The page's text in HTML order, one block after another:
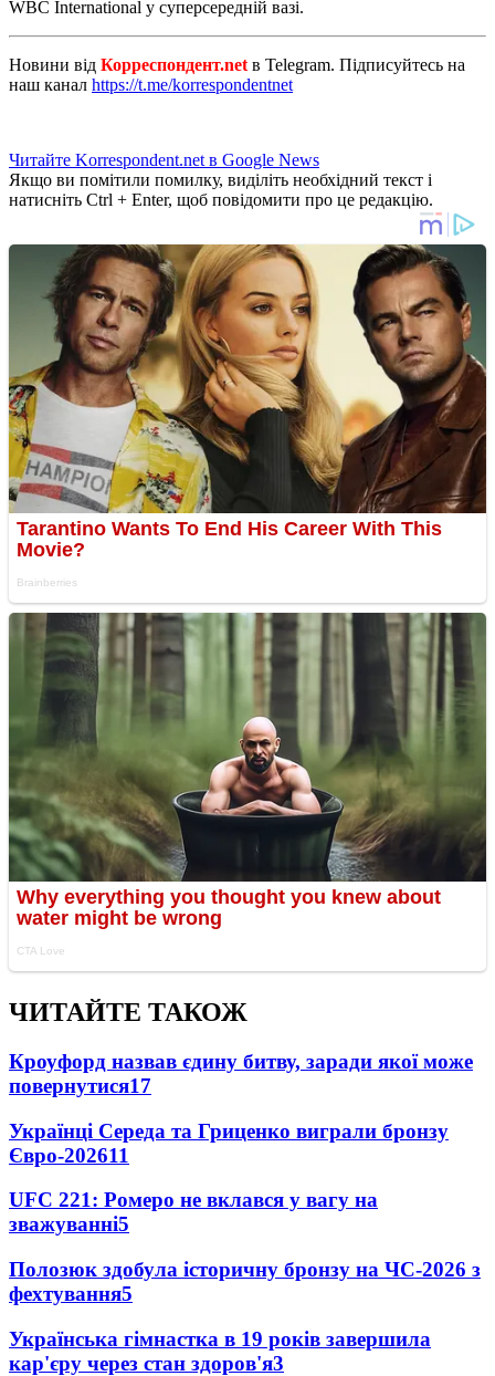
WBC International у суперсередній вазі.
Новини від Корреспондент.netв Telegram. Підписуйтесь на
наш канал https://t.me/korrespondentnet
Читайте Korrespondent.net в Google News
Якщо ви помітили помилку, виділіть необхідний текст і
натисніть Ctrl + Enter, щоб повідомити про це редакцію.
ЧИТАЙТЕ ТАКОЖ
Кроуфорд назвав єдину битву, заради якої може
повернутися17
Українці Середа та Гриценко виграли бронзу
Євро-202611
UFC 221: Ромеро не вклався у вагу на
зважуванні5
Полозюк здобула історичну бронзу на ЧС-2026 з
фехтування5
Українська гімнастка в 19 років завершила
кар'єру через стан здоров'я3